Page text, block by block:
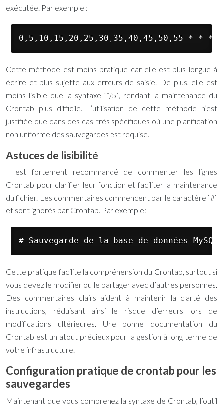
exécutée. Par exemple :
0,5,10,15,20,25,30,35,40,45,50,55 * * *
Cette méthode est moins pratique car elle est plus longue à
écrire et plus sujette aux erreurs de saisie. De plus, elle est
moins lisible que la syntaxe `*/5`, rendant la maintenance du
Crontab plus difficile. L’utilisation de cette méthode n’est
justifiée que dans des cas très spécifiques où une planification
non uniforme des sauvegardes est requise.
Astuces de lisibilité
Il est fortement recommandé de commenter les lignes
Crontab pour clarifier leur fonction et faciliter la maintenance
du fichier. Les commentaires commencent par le caractère `#`
et sont ignorés par Crontab. Par exemple:
# Sauvegarde de la base de données
Cette pratique facilite la compréhension du Crontab, surtout si
vous devez le modifier ou le partager avec d’autres personnes.
Des commentaires clairs aident à maintenir la clarté des
instructions, réduisant ainsi le risque d’erreurs lors de
modifications ultérieures. Une bonne documentation du
Crontab est un atout précieux pour la gestion à long terme de
votre infrastructure.
Configuration pratique de crontab pour les
sauvegardes
Maintenant que vous comprenez la syntaxe de Crontab, l’outil